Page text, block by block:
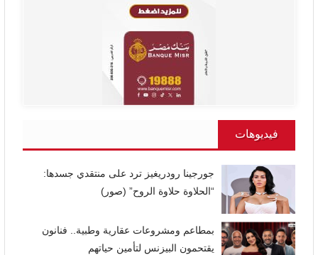
فيديوهات
جورجينا رودريغيز ترد على منتقدي جسدها:
“الحلاوة حلاوة الروح” (صور)
بمطاعم ومشروعات عقارية وطبية.. فنانون
يقتحمون البيزنس لتأمين حياتهم